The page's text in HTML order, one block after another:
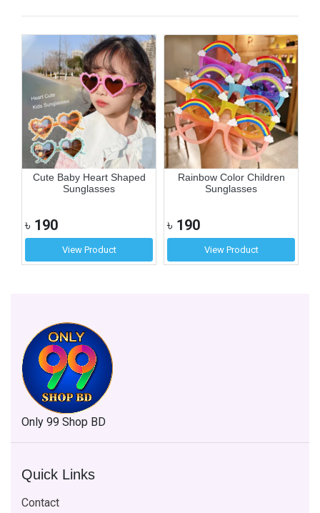
Cute Baby Heart Shaped
Sunglasses
৳ 190
View Product
Rainbow Color Children
Sunglasses
৳ 190
View Product
Only 99 Shop BD
Quick Links
Contact